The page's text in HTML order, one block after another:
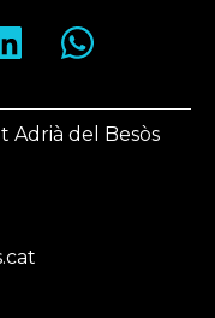
Adrià del Besòs